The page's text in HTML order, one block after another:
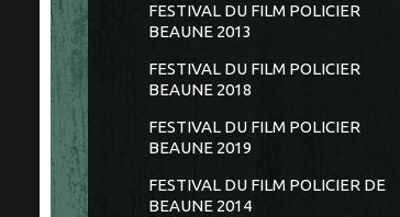
FESTIVAL DU FILM POLICIER
BEAUNE 2013
FESTIVAL DU FILM POLICIER
BEAUNE 2018
FESTIVAL DU FILM POLICIER
BEAUNE 2019
FESTIVAL DU FILM POLICIER DE
BEAUNE 2014